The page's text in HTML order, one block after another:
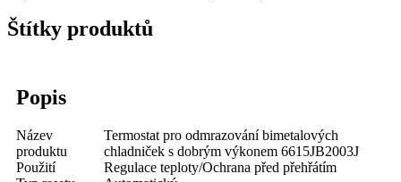
Štítky produktů
Popis
Název
produktu
Termostat pro odmrazování bimetalových
chladniček s dobrým výkonem 6615JB2003J
Použití
Regulace teploty/Ochrana před přehřátím